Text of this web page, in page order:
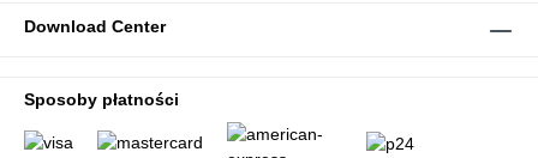
Download Center
Sposoby płatności